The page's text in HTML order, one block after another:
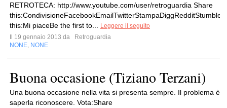
RETROTECA: http://www.youtube.com/user/retroguardia Share
this:Mi piaceBe the first to...
Leggere il seguito
Il 19 gennaio 2013 da
Retroguardia
NONE NONE
Buona occasione (Tiziano Terzani)
Una buona occasione nella vita si presenta sempre. Il problema è
saperla riconoscere. Vota:Share